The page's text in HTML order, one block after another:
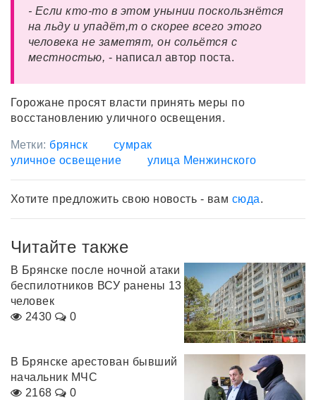
- Если кто-то в этом унынии поскользнётся
на льду и упадёт,т о скорее всего этого
человека не заметят, он сольётся с
местностью, - написал автор поста.
Горожане просят власти принять меры по
восстановлению уличного освещения.
Метки: брянск
сумрак
уличное освещение
улица Менжинского
Хотите предложить свою новость - вам сюда.
Читайте также
В Брянске после ночной атаки
беспилотников ВСУ ранены 13
человек
2430
0
В Брянске арестован бывший
начальник МЧС
2168
0